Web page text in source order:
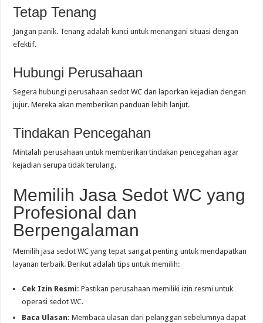
Tetap Tenang
Jangan panik. Tenang adalah kunci untuk menangani situasi dengan
efektif.
Hubungi Perusahaan
Segera hubungi perusahaan sedot WC dan laporkan kejadian dengan
jujur. Mereka akan memberikan panduan lebih lanjut.
Tindakan Pencegahan
Mintalah perusahaan untuk memberikan tindakan pencegahan agar
kejadian serupa tidak terulang.
Memilih Jasa Sedot WC yang
Profesional dan
Berpengalaman
Memilih jasa sedot WC yang tepat sangat penting untuk mendapatkan
layanan terbaik. Berikut adalah tips untuk memilih:
Cek Izin Resmi: Pastikan perusahaan memiliki izin resmi untuk
operasi sedot WC.
Baca Ulasan: Membaca ulasan dari pelanggan sebelumnya dapat